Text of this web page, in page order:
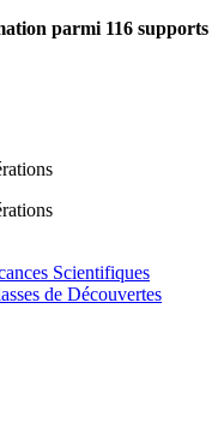
parmi 116 supports
Scientifiques
de Découvertes